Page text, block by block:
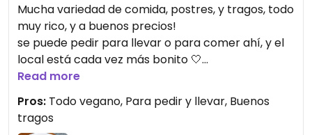
Mucha variedad de comida, postres, y tragos, todo
muy rico, y a buenos precios!
se puede pedir para llevar o para comer ahí, y el
local está cada vez más bonito 🤍
-nota: escribí esto al visitar el local que tenían en
príncipe de gales, ahora cerrado. no conozco el
nuevo local de manuel montt.
Read more
Pros: Todo vegano, Para pedir y llevar, Buenos
tragos